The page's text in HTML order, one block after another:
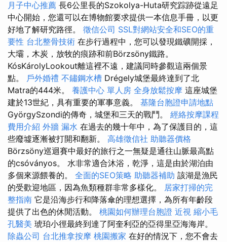
月子中心推薦 長6公里長的Szokolya-Huta研究踪跡從遠足
中心開始，您還可以在博物館要求提供一本信息手冊，以更
好地了解研究路徑。 徵信公司 SSL對網站安全和SEO的重
要性 台北整骨技術 在步行過程中，您可以發現鐵礦開採，
大壩，木炭，放牧的痕跡和前Börzsöny鐵路。
KósKárolyLookout離這裡不遠，建議同時參觀這兩個景
點。 戶外婚禮 不鏽鋼水槽 Drégely城堡最終達到了北
Matra的444米。 養護中心 單人房 全身放鬆按摩 這座城堡
建於13世紀，具有重要的軍事意義。 基隆台胞證申請地點
GyörgySzondi的傳奇，城堡和三天的戰鬥。 經絡按摩課程
費用介紹 外牆 漏水 在過去的幾十年中，為了保護目的，這
些廢墟逐漸被打開和翻新。 高雄徵信社 助聽器價格
Börzsöny巡迴賽中最好的旅行之一無疑是通往山脈最高點
的csóványos。 水非常適合沐浴，乾淨，這是由於湖泊由
多個來源餵養的。 全面的SEO策略 助聽器補助 該湖是漁民
的受歡迎地區，因為魚類種群非常多樣化。 居家打掃的完
整指南 它是沿海步行和降落傘的理想選擇，為所有年齡段
提供了出色的休閒活動。 桃園如何辦理台胞證 近視 縮小毛
孔醫美 琥珀小徑最終到達了阿奎利亞的亞得里亞海海岸。
除蟲公司 台北推拿按摩 桃園搬家 在好的情況下，您不會去